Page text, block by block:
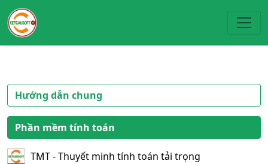
Hướng dẫn chung
Phần mềm tính toán
TMT - Thuyết minh tính toán tải trọng